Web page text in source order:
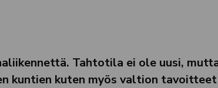
Tahtotila ei ole uusi,
kuntien kuten myös valtion tavoitteet